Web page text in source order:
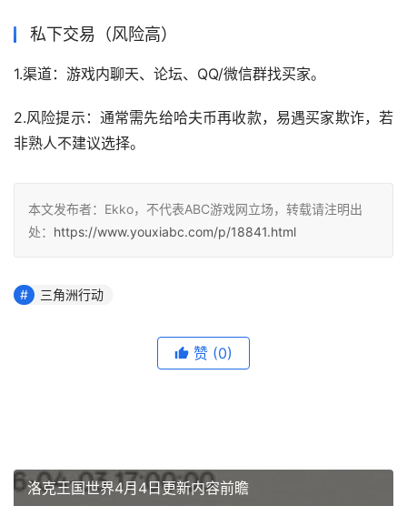
私下交易（风险高）
1.渠道：游戏内聊天、论坛、QQ/微信群找买家。
2.风险提示：通常需先给哈夫币再收款，易遇买家欺诈，若
非熟人不建议选择。
本文发布者：Ekko，不代表ABC游戏网立场，转载请注明出
处： https://www.youxiabc.com/p/18841.html
三角洲行动
赞 (0)
洛克王国世界4月4日更新内容前瞻